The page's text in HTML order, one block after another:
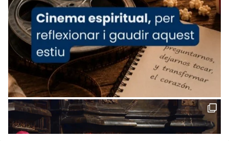
Arquebisbat de Barcelona
2 weeks ago
«Avui les santes Juliana i Semproniana ens
ajuden a alçar la mirada»
Mons. Sergi Gordo, bisbe de Tortosa, ha
presidit aquest 27 de juliol la missa de Les
Santes de Mataró.
🔗tinyurl.com/cvu5jmbk
📸 J. Merino